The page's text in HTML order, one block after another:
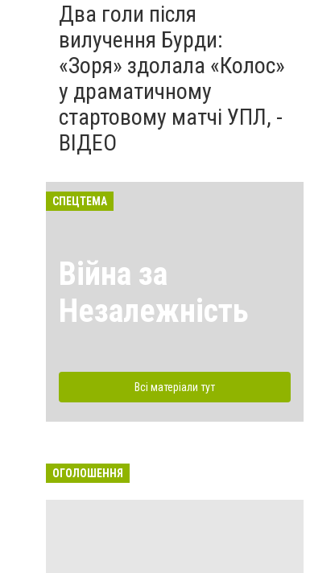
Два голи після
вилучення Бурди:
«Зоря» здолала «Колос»
у драматичному
стартовому матчі УПЛ, -
ВІДЕО
СПЕЦТЕМА
Війна за
Незалежність
Всі матеріали тут
ОГОЛОШЕННЯ